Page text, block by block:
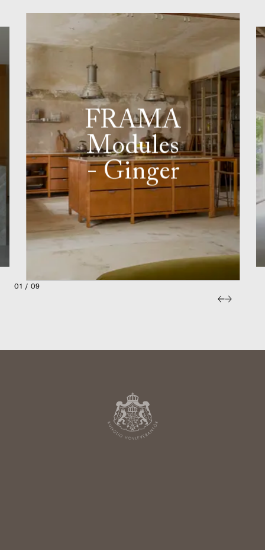
FRAMA
Modules
- Ginger
01 / 09